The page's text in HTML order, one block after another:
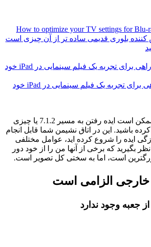
بلوری قدیمی ساده تر از آن چیزی است
من بالاخره راهی برای تجربه یک فیلم سینمایی در iPad خود
به طور منطقی تر، ممکن است ایده رفتن به مسیر 7.1.2 یا چیزی
باشید. این در اتاق نشیمن شما قابل انجام
ایده را شروع کرده اید، عوامل مختلفی
بگیرید که برخی از آنها من را از خود دور
است، اما به سختی کل تصویر است.
خارجی الزامی است
جعبه وجود ندارد